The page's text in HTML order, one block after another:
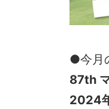
●今月
87th
2024